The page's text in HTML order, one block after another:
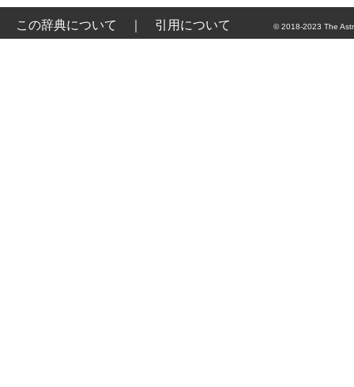
この辞典について 引用について © 2018-2023 The